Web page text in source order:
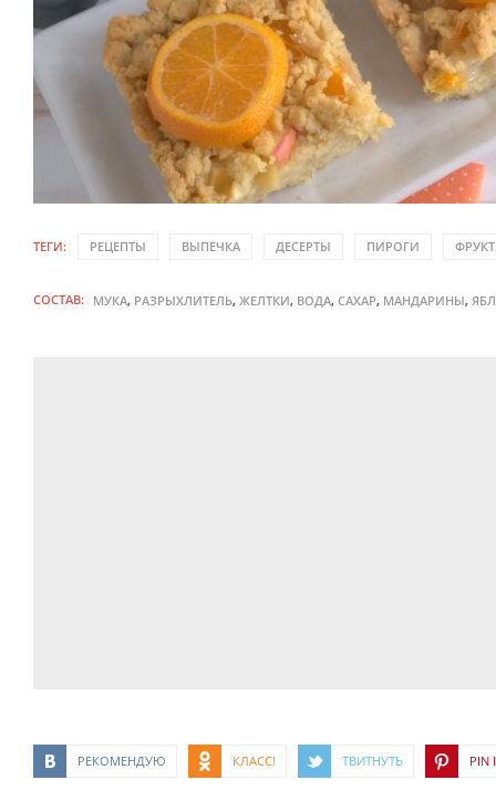
ТЕГИ: РЕЦЕПТЫ ВЫПЕЧКА ДЕСЕРТЫ ПИРОГИ
СОСТАВ: МУКА, РАЗРЫХЛИТЕЛЬ, ЖЕЛТКИ, ВОДА, САХАР, МАНДАРИНЫ,
РЕКОМЕНДУЮ КЛАСС! ТВИТНУТЬ PIN